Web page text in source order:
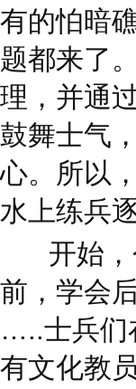
有的怕暗
题都来了
理，并通
鼓舞士气
心。所以
水上练兵
开始
前，学会
…..士兵们
有文化教